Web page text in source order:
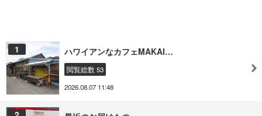
1 ハワイアンなカフェMAKAI…
閲覧総数 53
2026.08.07 11:48